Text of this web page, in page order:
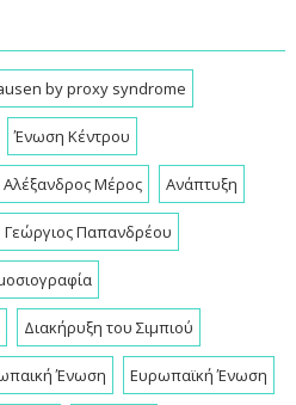
by proxy syndrome
Ένωση Κέντρου
Αλέξανδρος Μέρος Ανάπτυξη
Γεώργιος Παπανδρέου
Διακήρυξη του Σιμπιού
Ένωση Ευρωπαϊκή Ένωση